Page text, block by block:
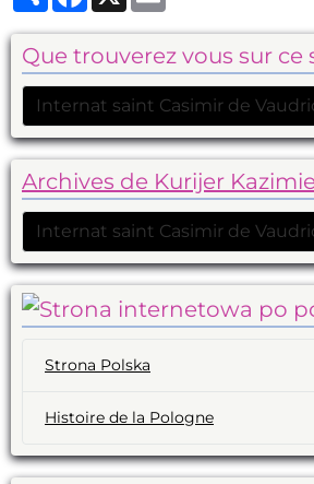
Que trouverez vous sur ce
Archives de Kurijer
Strona Polska
Histoire de la Pologne